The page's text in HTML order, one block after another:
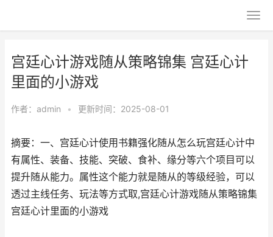
宫廷心计游戏随从策略锦集 宫廷心计
里面的小游戏
作者： admin • 更新时间：2025-08-01
摘要：一、宫廷心计使用书籍强化随从怎么玩宫廷心计中
有属性、装备、技能、突破、食补、缘分等六个项目可以
提升随从能力。属性这个能力就是随从的等级经验，可以
透过主线任务、玩法等方式取,宫廷心计游戏随从策略锦集
宫廷心计里面的小游戏